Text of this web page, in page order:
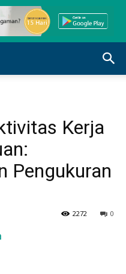
Kerja
Pengukuran
0
2272